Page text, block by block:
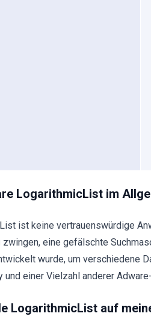
LogarithmicList im
ist keine vertrauenswürdige
zwingen, eine gefälschte
wurde, um verschiedene
und einer Vielzahl anderer
LogarithmicList auf